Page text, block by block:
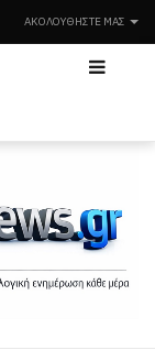
ΑΚΟΛΟΥΘΉΣΤΕ ΜΑΣ